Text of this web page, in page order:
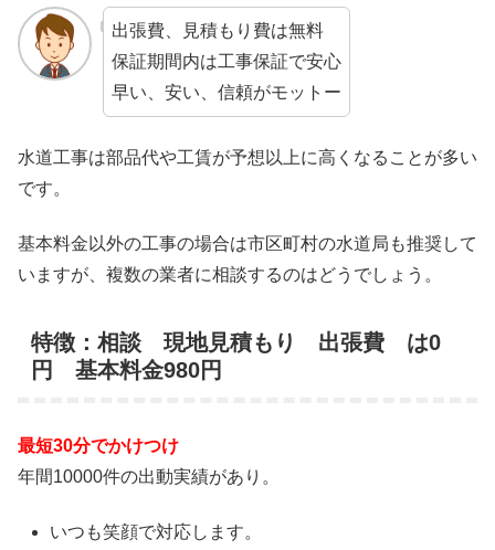
出張費、見積もり費は無料
保証期間内は工事保証で安心
早い、安い、信頼がモットー
水道工事は部品代や工賃が予想以上に高くなることが多い
です。
基本料金以外の工事の場合は市区町村の水道局も推奨して
いますが、複数の業者に相談するのはどうでしょう。
特徴：相談 現地見積もり 出張費 は0
円 基本料金980円
最短30分でかけつけ
年間10000件の出動実績があり。
いつも笑顔で対応します。